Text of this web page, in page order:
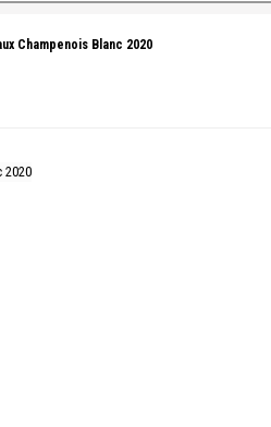
Champenois Blanc 2020